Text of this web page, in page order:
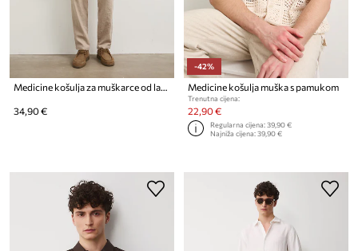
Medicine košulja za muškarce od lana
34,90 €
-42%
Medicine košulja muška s pamukom
Trenutna cijena:
22,90 €
Regularna cijena:39,90 €
Najniža cijena:39,90 €